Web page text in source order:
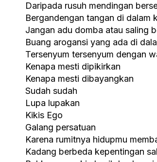
Daripada rusuh mendingan
Bergandengan tangan di dalam
Jangan adu domba atau saling
Buang arogansi yang ada di
Tersenyum tersenyum dengan
Kenapa mesti dipikirkan
Kenapa mesti dibayangkan
Sudah sudah
Lupa lupakan
Kikis Ego
Galang persatuan
Karena rumitnya hidupmu
Kadang berbeda kepentingan